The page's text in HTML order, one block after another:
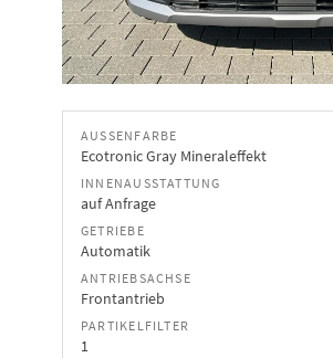
AUSSENFARBE
Ecotronic Gray Mineraleffekt
INNENAUSSTATTUNG
auf Anfrage
GETRIEBE
Automatik
ANTRIEBSACHSE
Frontantrieb
PARTIKELFILTER
1